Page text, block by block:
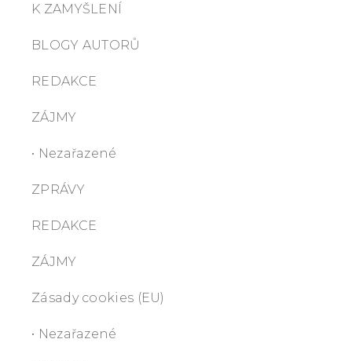
K ZAMYŠLENÍ
BLOGY AUTORŮ
REDAKCE
ZÁJMY
• Nezařazené
ZPRÁVY
REDAKCE
ZÁJMY
Zásady cookies (EU)
• Nezařazené